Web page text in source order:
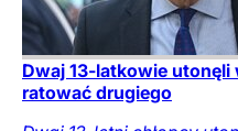
Dwaj 13-latkowie utonęli
ratować drugiego